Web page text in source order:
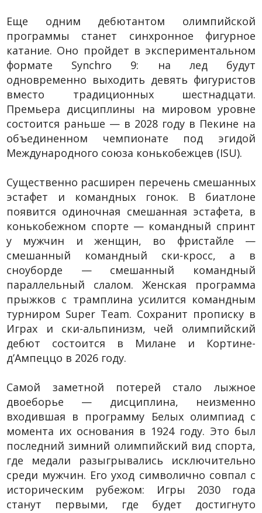
Еще одним дебютантом олимпийской
программы станет синхронное фигурное
катание. Оно пройдет в экспериментальном
формате Synchro 9: на лед будут
одновременно выходить девять фигуристов
вместо традиционных шестнадцати.
Премьера дисциплины на мировом уровне
состоится раньше — в 2028 году в Пекине на
объединенном чемпионате под эгидой
Международного союза конькобежцев (ISU).
Существенно расширен перечень смешанных
эстафет и командных гонок. В биатлоне
появится одиночная смешанная эстафета, в
конькобежном спорте — командный спринт
у мужчин и женщин, во фристайле —
смешанный командный ски-кросс, а в
сноуборде — смешанный командный
параллельный слалом. Женская программа
прыжков с трамплина усилится командным
турниром Super Team. Сохранит прописку в
Играх и ски-альпинизм, чей олимпийский
дебют состоится в Милане и Кортине-
д’Ампеццо в 2026 году.
Самой заметной потерей стало лыжное
двоеборье — дисциплина, неизменно
входившая в программу Белых олимпиад с
момента их основания в 1924 году. Это был
последний зимний олимпийский вид спорта,
где медали разыгрывались исключительно
среди мужчин. Его уход символично совпал с
историческим рубежом: Игры 2030 года
станут первыми, где будет достигнуто